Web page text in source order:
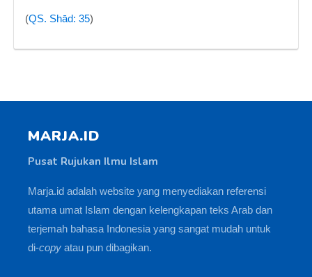
(QS. Shād: 35)
MARJA.ID
Pusat Rujukan Ilmu Islam
Marja.id adalah website yang menyediakan referensi
utama umat Islam dengan kelengkapan teks Arab dan
terjemah bahasa Indonesia yang sangat mudah untuk
di-copy atau pun dibagikan.